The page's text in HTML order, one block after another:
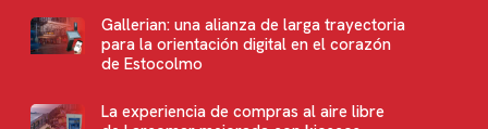
Gallerian: una alianza de larga trayectoria
para la orientación digital en el corazón
de Estocolmo
La experiencia de compras al aire libre